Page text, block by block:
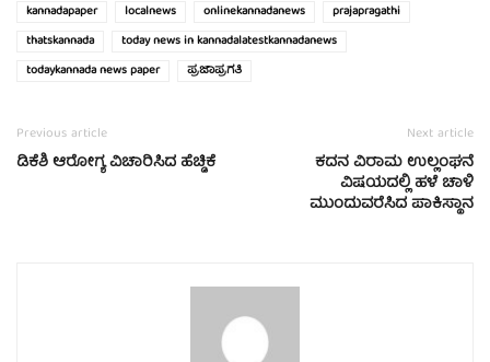
kannadapaper
localnews onlinekannadanews
prajapragathi
thatskannada
today news in kannadalatestkannadanews
todaykannada news paper
ಪ್ರಜಾಪ್ರಗತಿ
Previous article
ಡಿಕೆಶಿ ಆರೋಗ್ಯ ವಿಚಾರಿಸಿದ ಹೆಚ್ಡಿಕೆ
Next article
ಕದನ ವಿರಾಮ ಉಲ್ಲಂಘನೆ
ವಿಷಯದಲ್ಲಿ ಹಳೆ ಚಾಳಿ
ಮುಂದುವರೆಸಿದ ಪಾಕಿಸ್ಥಾನ